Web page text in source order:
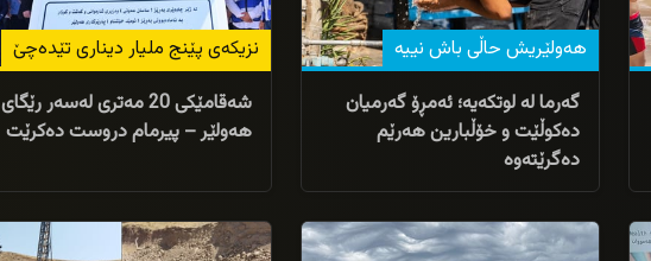
هەولێریش حاڵى باش نییە
گەرما لە لوتکەیە؛ ئەمڕۆ گەرمیان
دەکوڵێت و خۆڵبارین هەرێم
دەگرێتەوە
نزیکەی پێنج ملیار دیناری تێدەچێ
شەقامێکی 20 مەتری لەسەر رێگای
هەولێر – پیرمام دروست دەکرێت